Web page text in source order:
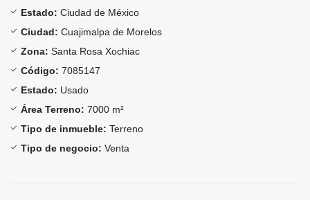
Estado: Ciudad de México
Ciudad: Cuajimalpa de Morelos
Zona: Santa Rosa Xochiac
Código: 7085147
Estado: Usado
Área Terreno: 7000 m²
Tipo de inmueble: Terreno
Tipo de negocio: Venta